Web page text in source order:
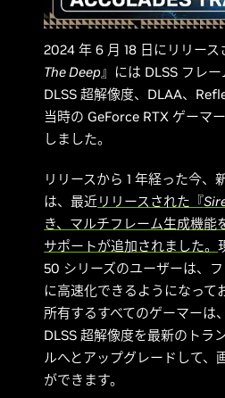
2024 年 6 月 18 日にリリース
The Deep』には DLSS フレー
DLSS 超解像度、DLAA、
当時の GeForce RTX ゲーマ
しました。
リリースから 1 年経った今、
は、最近リリースされた『
き、マルチフレーム生成機能
サポートが追加されました。
50 シリーズのユーザーは、
に高速化できるようになって
所有するすべてのゲーマーは、
DLSS 超解像度を最新のトラ
ルへとアップグレードして、
ができます。